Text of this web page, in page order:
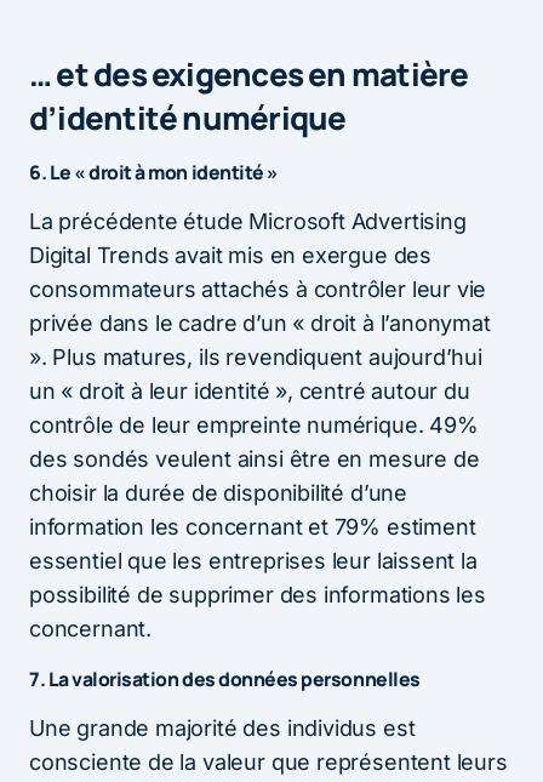
… et des exigences en matière
d’identité numérique
6. Le « droit à mon identité »
La précédente étude Microsoft Advertising
Digital Trends avait mis en exergue des
consommateurs attachés à contrôler leur vie
privée dans le cadre d’un « droit à l’anonymat
». Plus matures, ils revendiquent aujourd’hui
un « droit à leur identité », centré autour du
contrôle de leur empreinte numérique. 49%
des sondés veulent ainsi être en mesure de
choisir la durée de disponibilité d’une
information les concernant et 79% estiment
essentiel que les entreprises leur laissent la
possibilité de supprimer des informations les
concernant.
7. La valorisation des données personnelles
Une grande majorité des individus est
consciente de la valeur que représentent leurs